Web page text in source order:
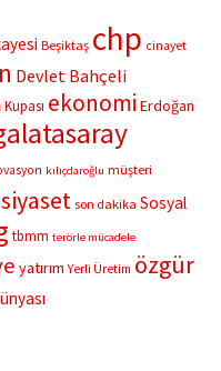
gece, müzikal çeşitlilik
Beşiktaş chp cinayet
Devlet Bahçeli
ekonomi Erdoğan
kılıçdaroğlu müşteri
siyaset son dakika Sosyal
tbmm terörle mücadele
yatırım Yerli Üretim özgür